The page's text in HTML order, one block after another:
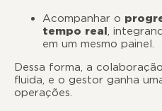
Acompanhar o
tempo real,
em um mesmo painel.
Dessa forma, a
fluida, e o gestor ganha
operações.